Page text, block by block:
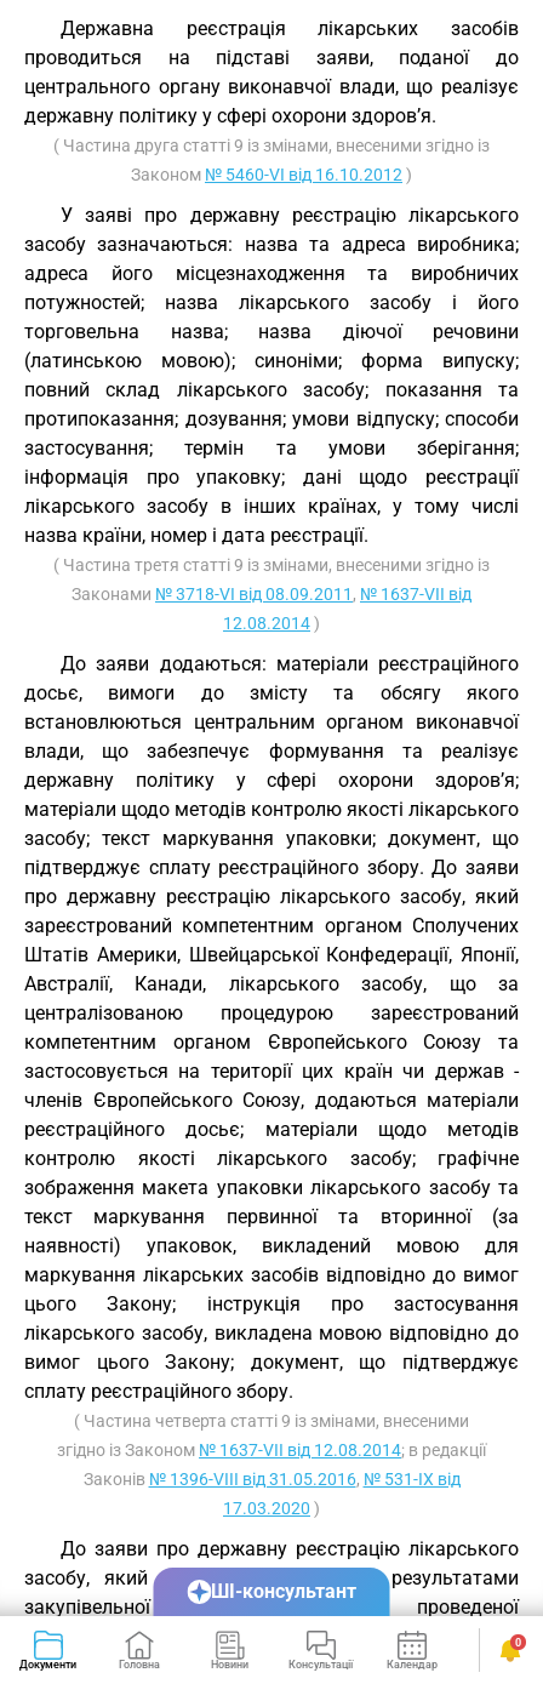
Державна реєстрація лікарських засобів
проводиться на підставі заяви, поданої до
центрального органу виконавчої влади, що реалізує
державну політику у сфері охорони здоров’я.
( Частина друга статті 9 із змінами, внесеними згідно із
Законом № 5460-VI від 16.10.2012 )
У заяві про державну реєстрацію лікарського
засобу зазначаються: назва та адреса виробника;
адреса його місцезнаходження та виробничих
потужностей; назва лікарського засобу і його
торговельна назва; назва діючої речовини
(латинською мовою); синоніми; форма випуску;
повний склад лікарського засобу; показання та
протипоказання; дозування; умови відпуску; способи
застосування; термін та умови зберігання;
інформація про упаковку; дані щодо реєстрації
лікарського засобу в інших країнах, у тому числі
назва країни, номер і дата реєстрації.
( Частина третя статті 9 із змінами, внесеними згідно із
Законами № 3718-VI від 08.09.2011 , № 1637-VII від
12.08.2014)
До заяви додаються: матеріали реєстраційного
досьє, вимоги до змісту та обсягу якого
встановлюються центральним органом виконавчої
влади, що забезпечує формування та реалізує
державну політику у сфері охорони здоров’я;
матеріали щодо методів контролю якості лікарського
засобу; текст маркування упаковки; документ, що
підтверджує сплату реєстраційного збору. До заяви
про державну реєстрацію лікарського засобу, який
зареєстрований компетентним органом Сполучених
Штатів Америки, Швейцарської Конфедерації, Японії,
Австралії, Канади, лікарського засобу, що за
централізованою процедурою зареєстрований
компетентним органом Європейського Союзу та
застосовується на території цих країн чи держав -
членів Європейського Союзу, додаються матеріали
реєстраційного досьє; матеріали щодо методів
контролю якості лікарського засобу; графічне
зображення макета упаковки лікарського засобу та
текст маркування первинної та вторинної (за
наявності) упаковок, викладений мовою для
маркування лікарських засобів відповідно до вимог
цього Закону; інструкція про застосування
лікарського засобу, викладена мовою відповідно до
вимог цього Закону; документ, що підтверджує
сплату реєстраційного збору.
( Частина четверта статті 9 із змінами, внесеними
згідно із Законом № 1637-VII від 12.08.2014; в редакції
Законів № 1396-VIII від 31.05.2016, № 531-IX від
17.03.2020 )
До заяви про державну реєстрацію лікарського
засобу, який підлягає закупівлі за результатами
закупівельної процедури, проведеної
спеціалізованою організацією, яка здійснює
закупівлі, на виконання угоди щодо закупівлі між
Документи Головна Новини Консультації Календар Сервіси
0
ШІ-консультант